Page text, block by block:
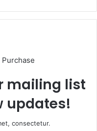
mailing list
updates!
consectetur.